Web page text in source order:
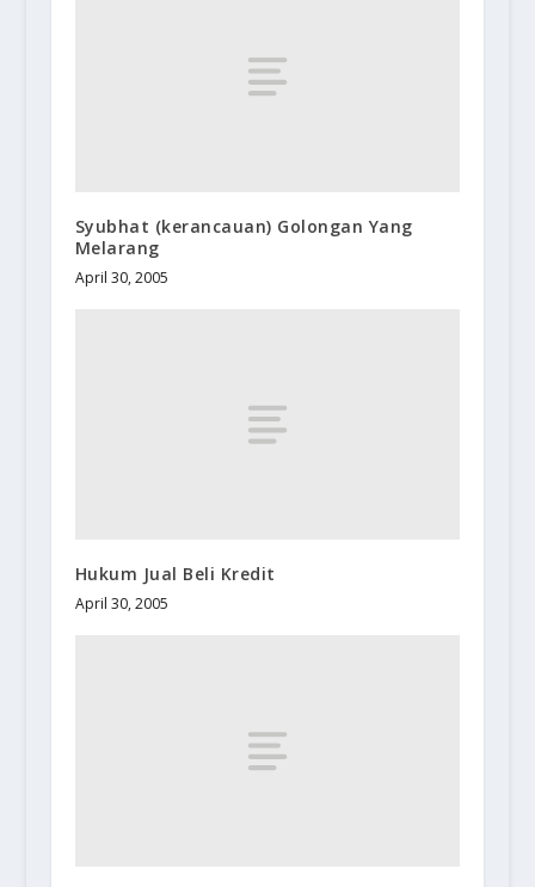
Syubhat (kerancauan) Golongan Yang
Melarang
April 30, 2005
Hukum Jual Beli Kredit
April 30, 2005